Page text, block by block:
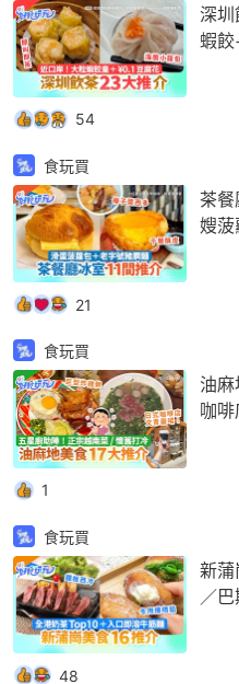
深
蝦
54
食玩買
茶餐
嫂
21
食玩買
油
咖
1
食玩買
新蒲
／
48